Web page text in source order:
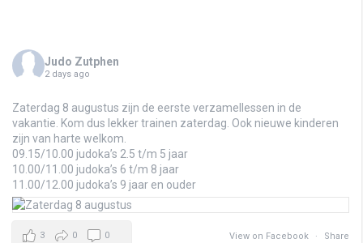
Judo Zutphen
2 days ago
Zaterdag 8 augustus zijn de eerste verzamellessen in de
vakantie. Kom dus lekker trainen zaterdag. Ook nieuwe kinderen
zijn van harte welkom.
09.15/10.00 judoka’s 2.5 t/m 5 jaar
10.00/11.00 judoka’s 6 t/m 8 jaar
11.00/12.00 judoka’s 9 jaar en ouder
View on Facebook · Share
3 0 0